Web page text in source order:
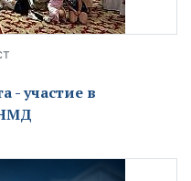
- участие в